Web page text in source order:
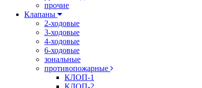
прочие
Клапаны
2-ходовые
3-ходовые
4-ходовые
6-ходовые
зональные
противопожарные
КЛОП-1
КЛОП-2